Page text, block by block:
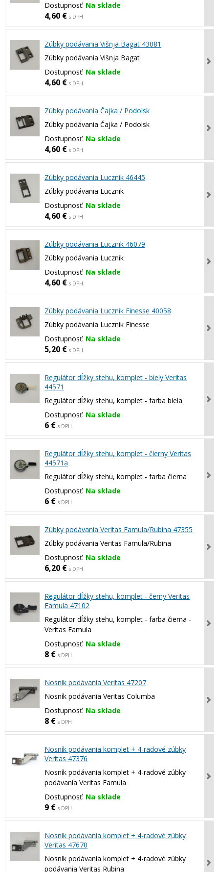
Dostupnosť: Na sklade
4,60 € s DPH
Zúbky podávania Višnja Bagat 43081
Zúbky podávania Višnja Bagat
Dostupnosť: Na sklade
4,60 € s DPH
Zúbky podávania Čajka / Podolsk
Zúbky podávania Čajka / Podolsk
Dostupnosť: Na sklade
4,60 € s DPH
Zúbky podávania Lucznik 46445
Zúbky podávania Lucznik
Dostupnosť: Na sklade
4,60 € s DPH
Zúbky podávania Lucznik 46079
Zúbky podávania Lucznik
Dostupnosť: Na sklade
4,60 € s DPH
Zúbky podávania Lucznik Finesse 40058
Zúbky podávania Lucznik Finesse
Dostupnosť: Na sklade
5,20 € s DPH
Regulátor dĺžky stehu, komplet - biely Veritas
44571
Regulátor dĺžky stehu, komplet - farba biela
Dostupnosť: Na sklade
6 € s DPH
Regulátor dĺžky stehu, komplet - čierny Veritas
44571a
Regulátor dĺžky stehu, komplet - farba čierna
Dostupnosť: Na sklade
6 € s DPH
Zúbky podávania Veritas Famula/Rubina 47355
Zúbky podávania Veritas Famula/Rubina
Dostupnosť: Na sklade
6,20 € s DPH
Regulátor dĺžky stehu, komplet - černy Veritas
Famula 47102
Regulátor dĺžky stehu, komplet - farba čierna -
Veritas Famula
Dostupnosť: Na sklade
8 € s DPH
Nosník podávania Veritas 47207
Nosník podávania Veritas Columba
Dostupnosť: Na sklade
8 € s DPH
Nosník podávania komplet + 4-radové zúbky
Veritas 47376
Nosník podávania komplet + 4-radové zúbky
podávania Veritas Famula
Dostupnosť: Na sklade
9 € s DPH
Nosník podávania komplet + 4-radové zúbky
Veritas 47670
Nosník podávania komplet + 4-radové zúbky
podávania Veritas Rubina